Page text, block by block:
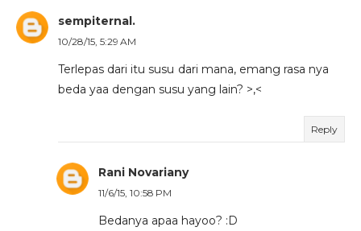
sempiternal.
10/28/15, 5:29 AM
Terlepas dari itu susu dari mana, emang rasa nya
beda yaa dengan susu yang lain? >,<
Reply
Rani Novariany
11/6/15, 10:58 PM
Bedanya apaa hayoo? :D